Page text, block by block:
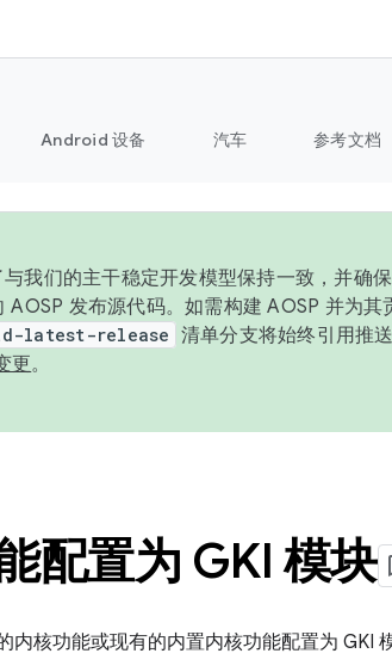
Android 设备 汽车 参考文档
我们的主干稳定开发模型保持一致，并确
AOSP 发布源代码。如需构建 AOSP 并为其
latest-release 清单分支将始终引用推
更。
配置为 GKI 模块
内核功能或现有的内置内核功能配置为 GKI 模